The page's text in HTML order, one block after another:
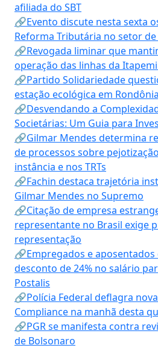
afiliada do SBT
🔗Evento discute nesta sexta
Reforma Tributária no setor
🔗Revogada liminar que
operação das linhas da
🔗Partido Solidariedade
estação ecológica em
🔗Desvendando a
Societárias: Um Guia para
🔗Gilmar Mendes determina
de processos sobre
instância e nos TRTs
🔗Fachin destaca trajetória
Gilmar Mendes no Supremo
🔗Citação de empresa
representante no Brasil exige
representação
🔗Empregados e
desconto de 24% no salário
Postalis
🔗Polícia Federal deflagra
Compliance na manhã desta
🔗PGR se manifesta contra
de Bolsonaro